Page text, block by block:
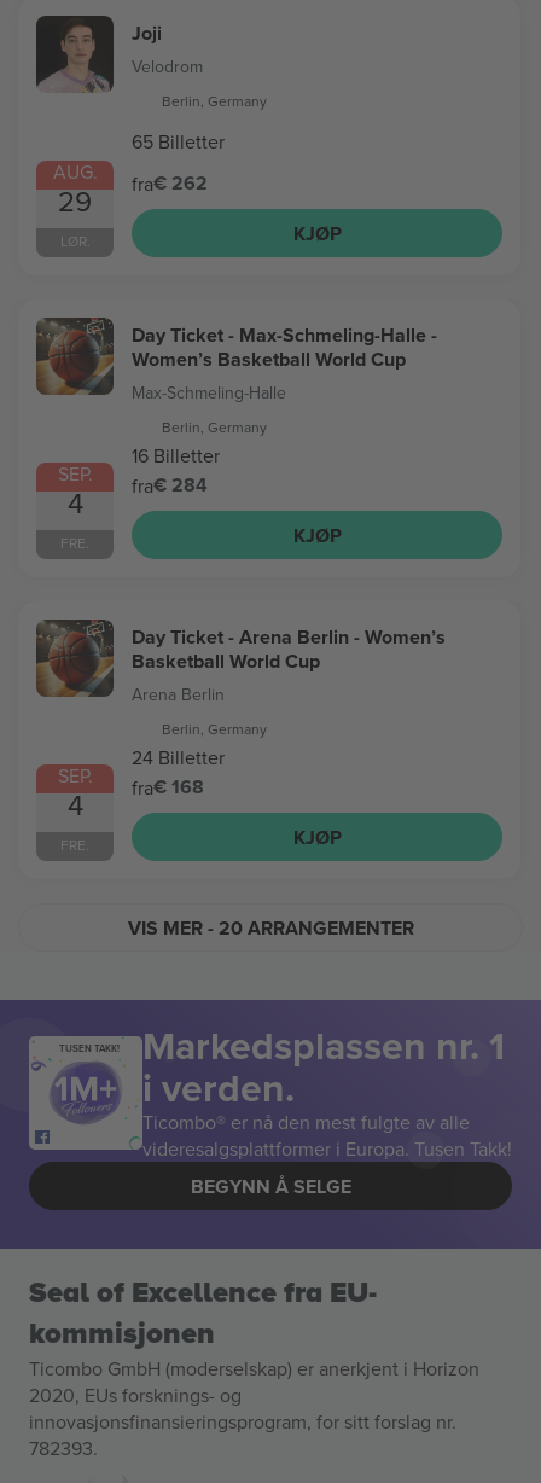
AUG.
29
LØR.
Joji
Velodrom
Berlin, Germany
65 Billetter
fra€ 262
KJØP
SEP.
4
FRE.
Day Ticket - Max-Schmeling-Halle -
Women’s Basketball World Cup
Max-Schmeling-Halle
Berlin, Germany
16 Billetter
fra€ 284
KJØP
SEP.
4
FRE.
Day Ticket - Arena Berlin - Women’s
Basketball World Cup
Arena Berlin
Berlin, Germany
24 Billetter
fra€ 168
KJØP
VIS MER- 20 ARRANGEMENTER
TUSEN TAKK! Markedsplassen nr. 1
i verden.
Ticombo® er nå den mest fulgte av alle
videresalgsplattformer i Europa. Tusen Takk!
BEGYNN Å SELGE
Seal of Excellence fra EU-
kommisjonen
Ticombo GmbH (moderselskap) er anerkjent i Horizon
2020, EUs forsknings- og
innovasjonsfinansieringsprogram, for sitt forslag nr.
782393.